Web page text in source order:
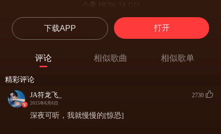
小豪 HOW JA GO
我就呆在家写的新歌又好瞎
凌晨3点半唱着歌隔壁邻居又找我谈话
这是新的歌曲 享受新的乐趣
可能你们觉得两个人这样很搞笑
就是 嘴巴 手势 项链 带上然后碎碎念
我慢慢的唱
下载APP 打开
评论 相似歌曲 相似歌单
精彩评论
JA符龙飞_
2015年6月6日
2730
深夜可听，我就慢慢的[惊恐]